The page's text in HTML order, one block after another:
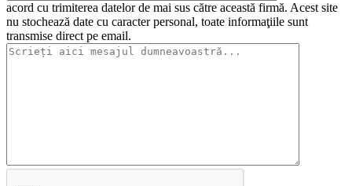
acord cu trimiterea datelor de mai sus către această firmă. Acest site
nu stochează date cu caracter personal, toate informaţiile sunt
transmise direct pe email.